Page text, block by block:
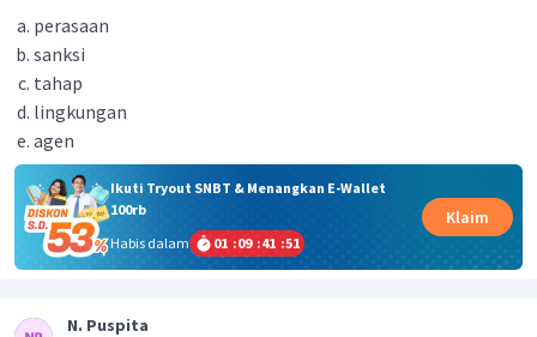
perasaan
sanksi
tahap
lingkungan
agen
Ikuti Tryout SNBT & Menangkan E-Wallet
100rb
Habis dalam
01 :09 :41 :51
Klaim
N. Puspita